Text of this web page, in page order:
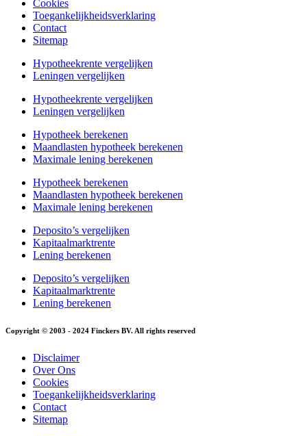
Cookies
Toegankelijkheidsverklaring
Contact
Sitemap
Hypotheekrente vergelijken
Leningen vergelijken
Hypotheekrente vergelijken
Leningen vergelijken
Hypotheek berekenen
Maandlasten hypotheek berekenen
Maximale lening berekenen
Hypotheek berekenen
Maandlasten hypotheek berekenen
Maximale lening berekenen
Deposito’s vergelijken
Kapitaalmarktrente
Lening berekenen
Deposito’s vergelijken
Kapitaalmarktrente
Lening berekenen
Copyright © 2003 - 2024 Finckers BV. All rights reserved
Disclaimer
Over Ons
Cookies
Toegankelijkheidsverklaring
Contact
Sitemap